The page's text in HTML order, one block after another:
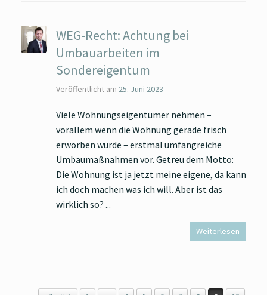
WEG-Recht: Achtung bei
Umbauarbeiten im
Sondereigentum
Veröffentlicht am 25. Juni 2023
Viele Wohnungseigentümer nehmen –
vorallem wenn die Wohnung gerade frisch
erworben wurde – erstmal umfangreiche
Umbaumaßnahmen vor. Getreu dem Motto:
Die Wohnung ist ja jetzt meine eigene, da kann
ich doch machen was ich will. Aber ist das
wirklich so?
Weiterlesen